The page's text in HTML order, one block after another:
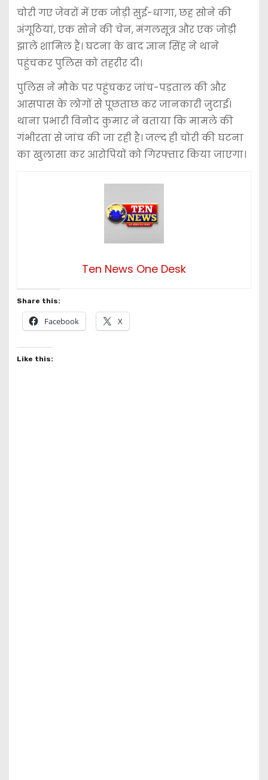
चोरी गए जेवरों में एक जोड़ी सुई-धागा, छह सोने की
अंगूठियां, एक सोने की चेन, मंगलसूत्र और एक जोड़ी
झाले शामिल हैं। घटना के बाद ज्ञान सिंह ने थाने
पहुंचकर पुलिस को तहरीर दी।
पुलिस ने मौके पर पहुंचकर जांच-पड़ताल की और
आसपास के लोगों से पूछताछ कर जानकारी जुटाई।
थाना प्रभारी विनोद कुमार ने बताया कि मामले की
गंभीरता से जांच की जा रही है। जल्द ही चोरी की घटना
का खुलासा कर आरोपियों को गिरफ्तार किया जाएगा।
Ten News One Desk
Share this:
Facebook X
Like this: